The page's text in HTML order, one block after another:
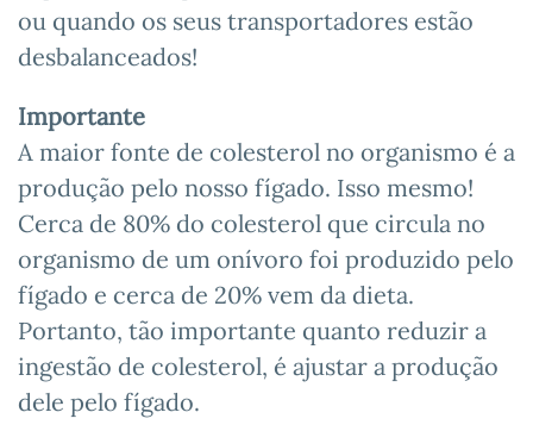
ou quando os seus transportadores estão
desbalanceados!
Importante
A maior fonte de colesterol no organismo é a
produção pelo nosso fígado. Isso mesmo!
Cerca de 80% do colesterol que circula no
organismo de um onívoro foi produzido pelo
fígado e cerca de 20% vem da dieta.
Portanto, tão importante quanto reduzir a
ingestão de colesterol, é ajustar a produção
dele pelo fígado.